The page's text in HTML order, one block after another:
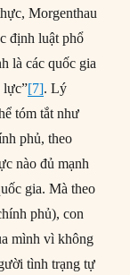
Morgenthau
định luật phổ
là các quốc gia
lực”[7]. Lý
tóm tắt như
phủ, theo
nào đủ mạnh
gia. Mà theo
phủ), con
mình vì không
tình trạng tự